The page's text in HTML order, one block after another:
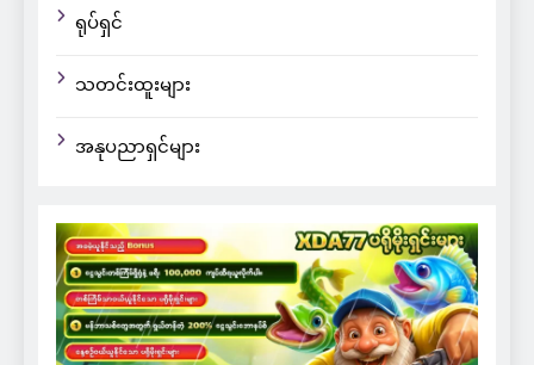
ရုပ်ရှင်
သတင်းထူးများ
အနုပညာရှင်များ